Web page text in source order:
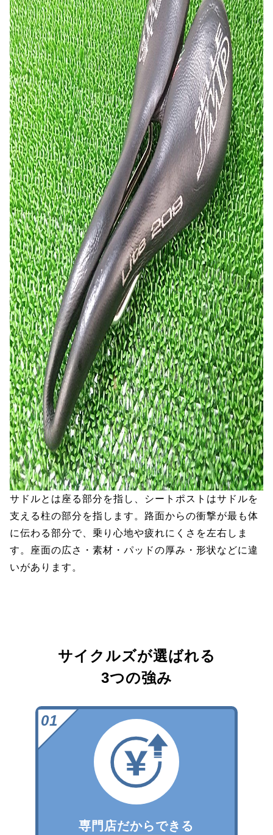
サドルとは座る部分を指し、シートポストはサドルを
支える柱の部分を指します。路面からの衝撃が最も体
に伝わる部分で、乗り心地や疲れにくさを左右しま
す。座面の広さ・素材・パッドの厚み・形状などに違
いがあります。
サイクルズが選ばれる
3つの強み
専門店だからできる